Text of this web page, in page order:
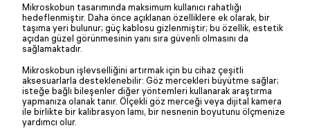
Mikroskobun tasarımında maksimum kullanıcı rahatlığı
hedeflenmiştir. Daha önce açıklanan özelliklere ek olarak, bir
taşıma yeri bulunur; güç kablosu gizlenmiştir; bu özellik, estetik
açıdan güzel görünmesinin yanı sıra güvenli olmasını da
sağlamaktadır.
Mikroskobun işlevselliğini artırmak için bu cihaz çeşitli
aksesuarlarla desteklenebilir: Göz mercekleri büyütme sağlar;
isteğe bağlı bileşenler diğer yöntemleri kullanarak araştırma
yapmanıza olanak tanır. Ölçekli göz merceği veya dijital kamera
ile birlikte bir kalibrasyon lamı, bir nesnenin boyutunu ölçmenize
yardımcı olur.